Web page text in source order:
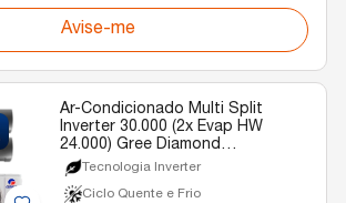
Avise-me
Ar-Condicionado Multi Split
Inverter 30.000 (2x Evap HW
24.000) Gree Diamond
Quente/Frio R-32 220v
Tecnologia Inverter
Ciclo Quente e Frio